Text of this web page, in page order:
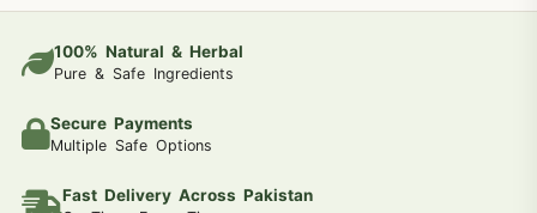
100% Natural & Herbal
Pure & Safe Ingredients
Secure Payments
Multiple Safe Options
Fast Delivery Across Pakistan